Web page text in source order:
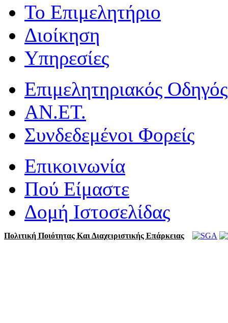
Το Επιμελητήριο
Διοίκηση
Υπηρεσίες
Επιμελητηριακός Οδηγός
ΑΝ.ΕΤ.
Συνδεδεμένοι Φορείς
Επικοινωνία
Πού Είμαστε
Δομή Ιστοσελίδας
Πολιτική Ποιότητας Και Διαχειριστικής Επάρκειας